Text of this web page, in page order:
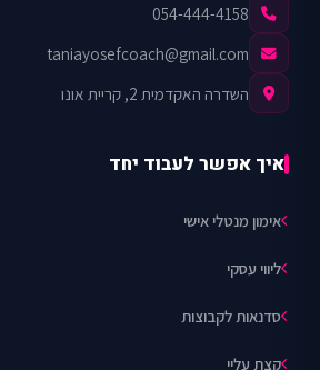
054-444-4158
taniayosefcoach@gmail.com
השדרה האקדמית 2, קריית אונו
איך אפשר לעבוד יחד
אימון מנטלי אישי
ליווי עסקי
סדנאות לקבוצות
קצת עליי